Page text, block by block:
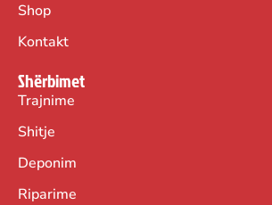
Shop
Kontakt
Shërbimet
Trajnime
Shitje
Deponim
Riparime